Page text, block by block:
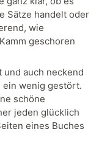
Sätze handelt oder
wie
geschoren
auch neckend
wenig gestört.
schöne
jeden glücklich
eines Buches